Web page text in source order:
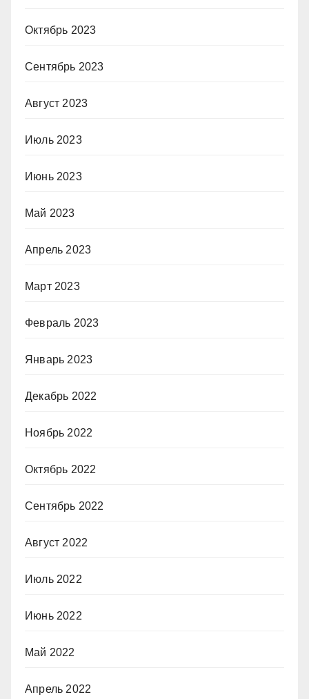
Октябрь 2023
Сентябрь 2023
Август 2023
Июль 2023
Июнь 2023
Май 2023
Апрель 2023
Март 2023
Февраль 2023
Январь 2023
Декабрь 2022
Ноябрь 2022
Октябрь 2022
Сентябрь 2022
Август 2022
Июль 2022
Июнь 2022
Май 2022
Апрель 2022